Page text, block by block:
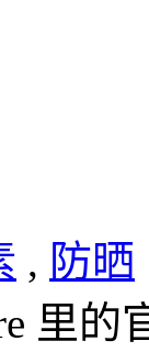
, 防晒
里